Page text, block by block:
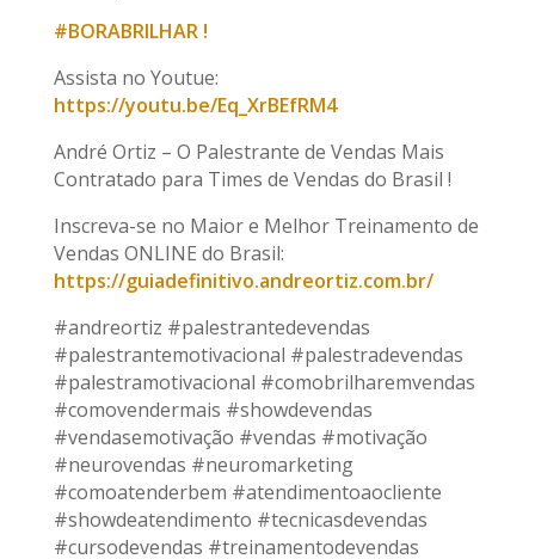
#BORABRILHAR !
Assista no Youtue:
https://youtu.be/Eq_XrBEfRM4
André Ortiz – O Palestrante de Vendas Mais
Contratado para Times de Vendas do Brasil !
Inscreva-se no Maior e Melhor Treinamento de
Vendas ONLINE do Brasil:
https://guiadefinitivo.andreortiz.com.br/
#andreortiz #palestrantedevendas
#palestrantemotivacional #palestradevendas
#palestramotivacional #comobrilharemvendas
#comovendermais #showdevendas
#vendasemotivação #vendas #motivação
#neurovendas #neuromarketing
#comoatenderbem #atendimentoaocliente
#showdeatendimento #tecnicasdevendas
#cursodevendas #treinamentodevendas